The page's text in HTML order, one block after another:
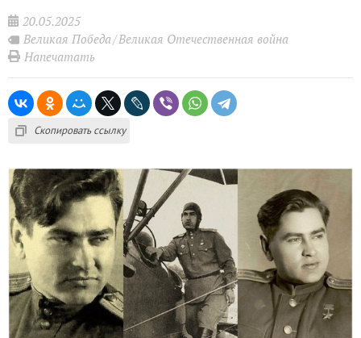
20.05.2025
Великая Победа Великая Отечественная война
Напечатать
Скопировать ссылку